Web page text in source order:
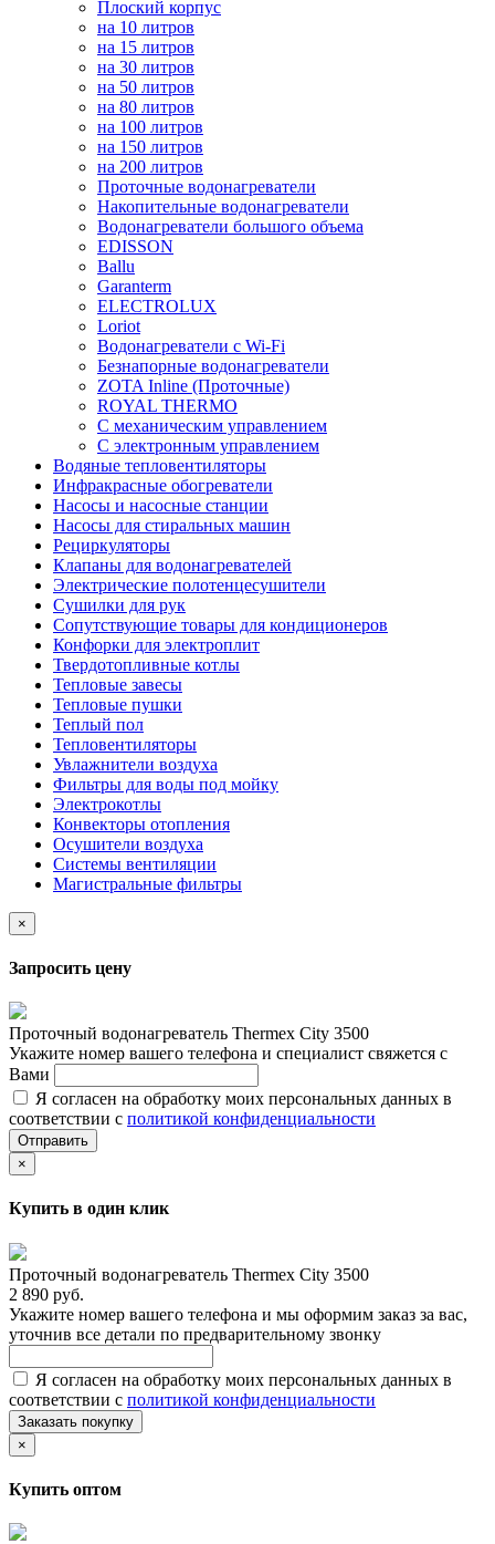
Плоский корпус
на 10 литров
на 15 литров
на 30 литров
на 50 литров
на 80 литров
на 100 литров
на 150 литров
на 200 литров
Проточные водонагреватели
Накопительные водонагреватели
Водонагреватели большого объема
EDISSON
Ballu
Garanterm
ELECTROLUX
Loriot
Водонагреватели с Wi-Fi
Безнапорные водонагреватели
ZOTA Inline (Проточные)
ROYAL THERMO
С механическим управлением
С электронным управлением
Водяные тепловентиляторы
Инфракрасные обогреватели
Насосы и насосные станции
Насосы для стиральных машин
Рециркуляторы
Клапаны для водонагревателей
Электрические полотенцесушители
Сушилки для рук
Сопутствующие товары для кондиционеров
Конфорки для электроплит
Твердотопливные котлы
Тепловые завесы
Тепловые пушки
Теплый пол
Тепловентиляторы
Увлажнители воздуха
Фильтры для воды под мойку
Электрокотлы
Конвекторы отопления
Осушители воздуха
Системы вентиляции
Магистральные фильтры
×
Запросить цену
Проточный водонагреватель Thermex City 3500
Укажите номер вашего телефона и специалист свяжется с
Вами
Я согласен на обработку моих персональных данных в
соответствии с политикой конфиденциальности
Отправить
×
Купить в один клик
Проточный водонагреватель Thermex City 3500
2 890 руб.
Укажите номер вашего телефона и мы оформим заказ за вас,
уточнив все детали по предварительному звонку
Я согласен на обработку моих персональных данных в
соответствии с политикой конфиденциальности
Заказать покупку
×
Купить оптом